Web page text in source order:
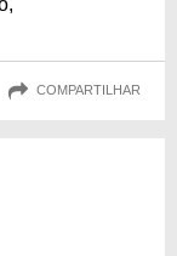
COMPARTILHAR